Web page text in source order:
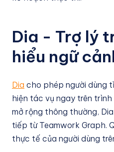
Dia - Trợ lý
hiểu ngữ
Dia cho phép người dùng
hiện tác vụ ngay trên
mở rộng thông thường,
tiếp từ Teamwork Graph.
thực tế của người dùng